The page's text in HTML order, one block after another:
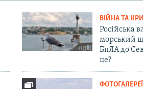
ВІЙНА ТА
Російська
морський
БпЛА до
це?
ФОТОГАЛЕРЕЇ